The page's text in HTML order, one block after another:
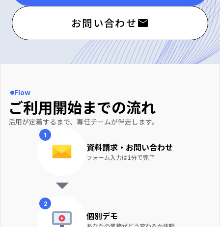
お問い合わせ
Flow
ご利用開始までの流れ
活用が定着するまで、専任チームが伴走します。
1
資料請求・お問い合わせ
フォーム入力は1分で完了
2
個別デモ